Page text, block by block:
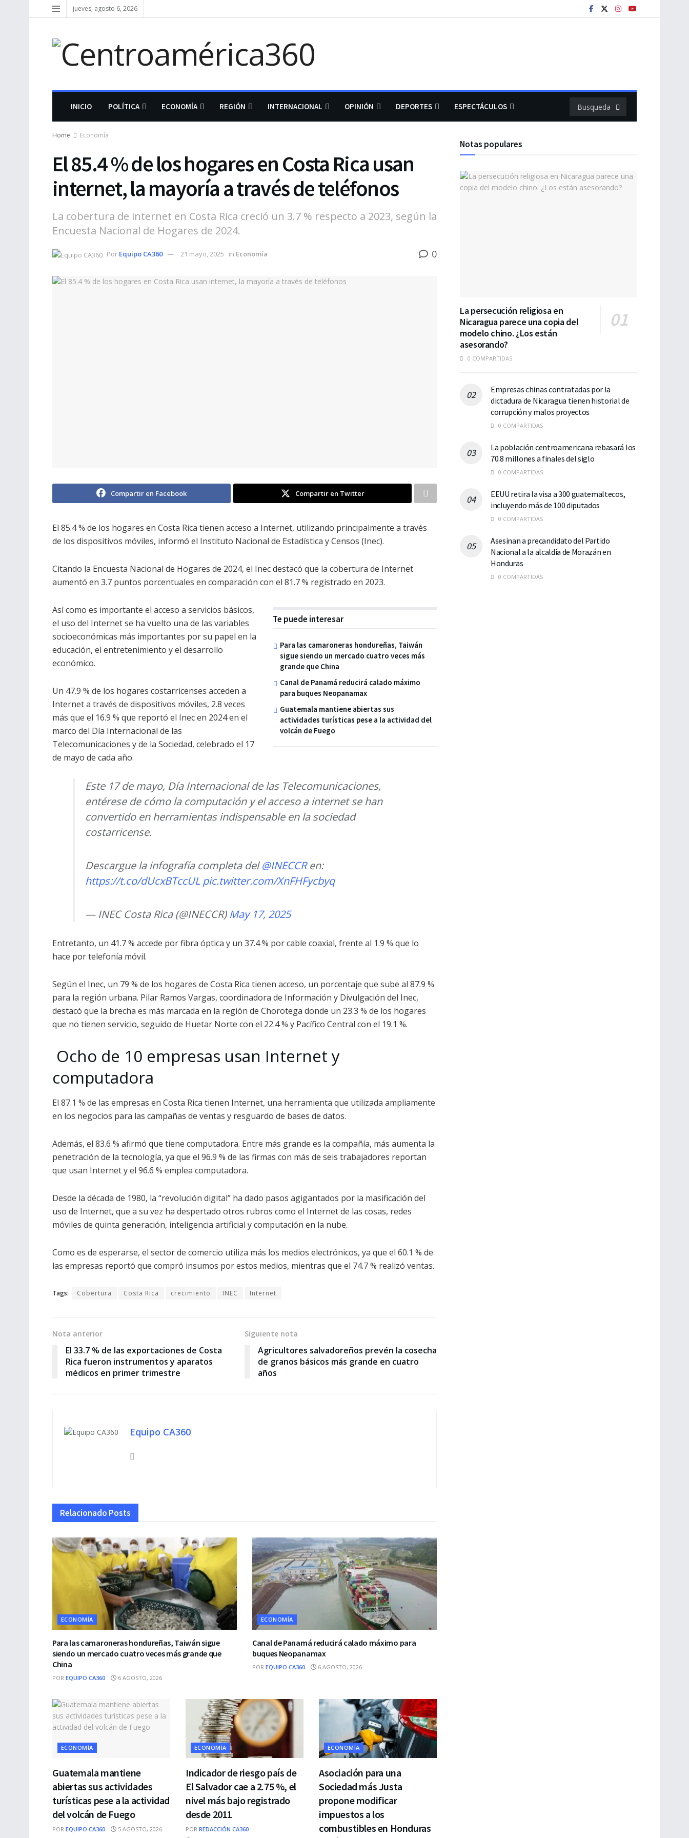
jueves, agosto 6, 2026
INICIO POLÍTICA ECONOMÍA REGIÓN INTERNACIONAL OPINIÓN DEPORTES ESPECTÁCULOS
Home Economía
El 85.4 % de los hogares en Costa Rica usan
internet, la mayoría a través de teléfonos
La cobertura de internet en Costa Rica creció un 3.7 % respecto a 2023, según la
Encuesta Nacional de Hogares de 2024.
Por Equipo CA360 21 mayo, 2025 in Economía 0
Compartir en Facebook Compartir en Twitter
El 85.4 % de los hogares en Costa Rica tienen acceso a Internet, utilizando principalmente a través
de los dispositivos móviles, informó el Instituto Nacional de Estadística y Censos (Inec).
Citando la Encuesta Nacional de Hogares de 2024, el Inec destacó que la cobertura de Internet
aumentó en 3.7 puntos porcentuales en comparación con el 81.7 % registrado en 2023.
Te puede interesar
Para las camaroneras hondureñas, Taiwán
sigue siendo un mercado cuatro veces más
grande que China
Canal de Panamá reducirá calado máximo
para buques Neopanamax
Guatemala mantiene abiertas sus
actividades turísticas pese a la actividad del
volcán de Fuego
Así como es importante el acceso a servicios básicos,
el uso del Internet se ha vuelto una de las variables
socioeconómicas más importantes por su papel en la
educación, el entretenimiento y el desarrollo
económico.
Un 47.9 % de los hogares costarricenses acceden a
Internet a través de dispositivos móviles, 2.8 veces
más que el 16.9 % que reportó el Inec en 2024 en el
marco del Día Internacional de las
Telecomunicaciones y de la Sociedad, celebrado el 17
de mayo de cada año.
Este 17 de mayo, Día Internacional de las Telecomunicaciones,
entérese de cómo la computación y el acceso a internet se han
convertido en herramientas indispensable en la sociedad
costarricense.
Descargue la infografía completa del@INECCRen:
https://t.co/dUcxBTccUL pic.twitter.com/XnFHFycbyq
— INEC Costa Rica (@INECCR) May 17, 2025
Entretanto, un 41.7 % accede por fibra óptica y un 37.4 % por cable coaxial, frente al 1.9 % que lo
hace por telefonía móvil.
Según el Inec, un 79 % de los hogares de Costa Rica tienen acceso, un porcentaje que sube al 87.9 %
para la región urbana. Pilar Ramos Vargas, coordinadora de Información y Divulgación del Inec,
destacó que la brecha es más marcada en la región de Chorotega donde un 23.3 % de los hogares
que no tienen servicio, seguido de Huetar Norte con el 22.4 % y Pacífico Central con el 19.1 %.
Ocho de 10 empresas usan Internet y
computadora
El 87.1 % de las empresas en Costa Rica tienen Internet, una herramienta que utilizada ampliamente
en los negocios para las campañas de ventas y resguardo de bases de datos.
Además, el 83.6 % afirmó que tiene computadora. Entre más grande es la compañía, más aumenta la
penetración de la tecnología, ya que el 96.9 % de las firmas con más de seis trabajadores reportan
que usan Internet y el 96.6 % emplea computadora.
Desde la década de 1980, la “revolución digital” ha dado pasos agigantados por la masificación del
uso de Internet, que a su vez ha despertado otros rubros como el Internet de las cosas, redes
móviles de quinta generación, inteligencia artificial y computación en la nube.
Como es de esperarse, el sector de comercio utiliza más los medios electrónicos, ya que el 60.1 % de
las empresas reportó que compró insumos por estos medios, mientras que el 74.7 % realizó ventas.
Tags: Cobertura Costa Rica crecimiento INEC Internet
Nota anterior
El 33.7 % de las exportaciones de Costa
Rica fueron instrumentos y aparatos
médicos en primer trimestre
Siguiente nota
Agricultores salvadoreños prevén la cosecha
de granos básicos más grande en cuatro
años
Equipo CA360
Relacionado Posts
ECONOMÍA
Para las camaroneras hondureñas, Taiwán sigue
siendo un mercado cuatro veces más grande que
China
POR EQUIPO CA360 6 AGOSTO, 2026
ECONOMÍA
Canal de Panamá reducirá calado máximo para
buques Neopanamax
POR EQUIPO CA360 6 AGOSTO, 2026
ECONOMÍA
Guatemala mantiene
abiertas sus actividades
turísticas pese a la actividad
del volcán de Fuego
POR EQUIPO CA360 5 AGOSTO, 2026
ECONOMÍA
Indicador de riesgo país de
El Salvador cae a 2.75 %, el
nivel más bajo registrado
desde 2011
POR REDACCIÓN CA360
ECONOMÍA
Asociación para una
Sociedad más Justa
propone modificar
impuestos a los
combustibles en Honduras
Notas populares
La persecución religiosa en
Nicaragua parece una copia del
modelo chino. ¿Los están
asesorando?
0 COMPARTIDAS
Empresas chinas contratadas por la
dictadura de Nicaragua tienen historial de
corrupción y malos proyectos
0 COMPARTIDAS
La población centroamericana rebasará los
70.8 millones a finales del siglo
0 COMPARTIDAS
EEUU retira la visa a 300 guatemaltecos,
incluyendo más de 100 diputados
0 COMPARTIDAS
Asesinan a precandidato del Partido
Nacional a la alcaldía de Morazán en
Honduras
0 COMPARTIDAS